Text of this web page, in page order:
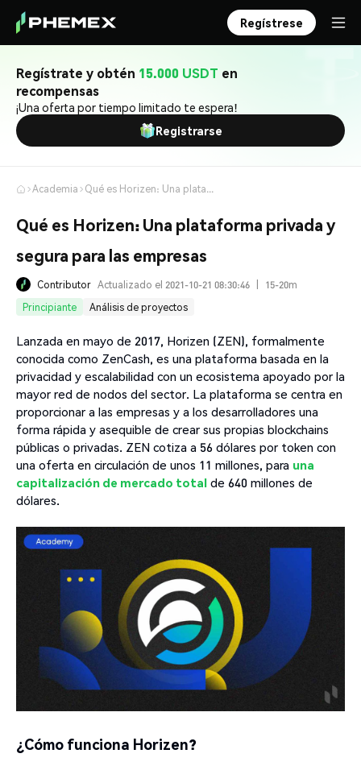
Regístrese
Regístrate y obtén 15.000 USDT en
recompensas
¡Una oferta por tiempo limitado te espera!
Registrarse
Academia Qué es Horizen: Una plataforma privada y segura para las empresas
Qué es Horizen: Una plataforma privada y
segura para las empresas
Contributor Actualizado el 2021-10-21 08:30:46
15-20m
Principiante
Análisis de proyectos
Lanzada en mayo de 2017, Horizen (ZEN), formalmente
conocida como ZenCash, es una plataforma basada en la
privacidad y escalabilidad con un ecosistema apoyado por la
mayor red de nodos del sector. La plataforma se centra en
proporcionar a las empresas y a los desarrolladores una
forma rápida y asequible de crear sus propias blockchains
públicas o privadas. ZEN cotiza a 56 dólares por token con
una oferta en circulación de unos 11 millones, para una
capitalización de mercado total de 640 millones de
dólares.
¿Cómo funciona Horizen?